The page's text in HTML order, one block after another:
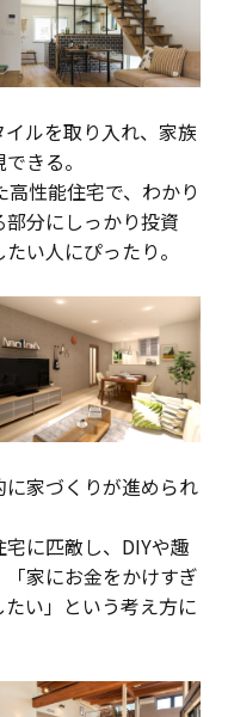
ルを取り入れ、家族
きる。
性能住宅で、わかり
分にしっかり投資
い人にぴったり。
家づくりが進められ
に匹敵し、DIYや趣
家にお金をかけすぎ
い」という考え方に